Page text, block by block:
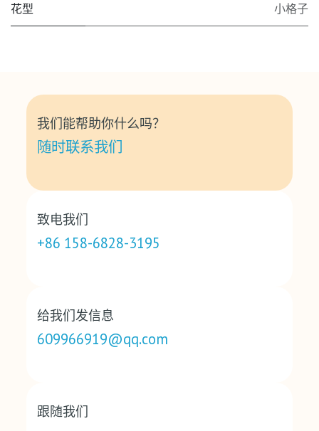
花型 小格子
我们能帮助你什么吗？
随时联系我们
致电我们
+86 158-6828-3195
给我们发信息
609966919@qq.com
跟随我们